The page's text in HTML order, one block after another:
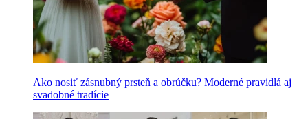
Ako nosiť zásnubný prsteň a obrúčku? Moderné pravidlá aj
svadobné tradície